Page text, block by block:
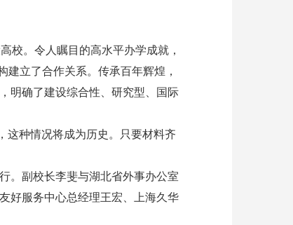
。令人瞩目的高水平办学成就，
立了合作关系。传承百年辉煌，
明确了建设综合性、研究型、国际
种情况将成为历史。只要材料齐
。副校长李斐与湖北省外事办公室
好服务中心总经理王宏、上海久华